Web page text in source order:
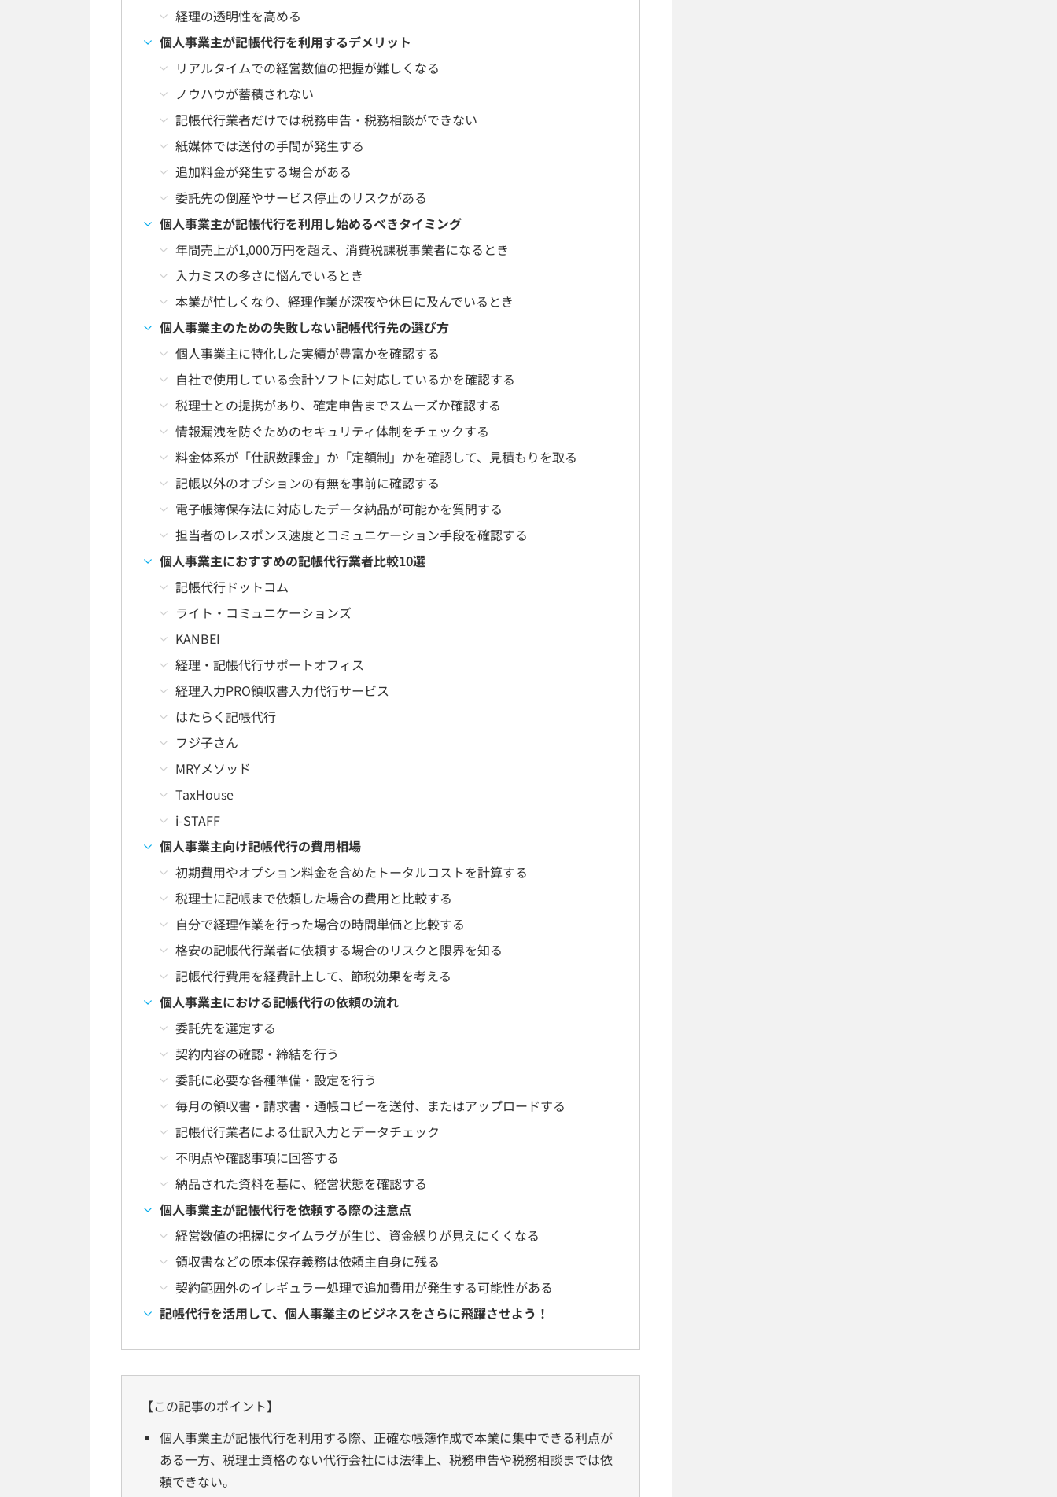
経理の透明性を高める
個人事業主が記帳代行を利用するデメリット
リアルタイムでの経営数値の把握が難しくなる
ノウハウが蓄積されない
記帳代行業者だけでは税務申告・税務相談ができない
紙媒体では送付の手間が発生する
追加料金が発生する場合がある
委託先の倒産やサービス停止のリスクがある
個人事業主が記帳代行を利用し始めるべきタイミング
年間売上が1,000万円を超え、消費税課税事業者になるとき
入力ミスの多さに悩んでいるとき
本業が忙しくなり、経理作業が深夜や休日に及んでいるとき
個人事業主のための失敗しない記帳代行先の選び方
個人事業主に特化した実績が豊富かを確認する
自社で使用している会計ソフトに対応しているかを確認する
税理士との提携があり、確定申告までスムーズか確認する
情報漏洩を防ぐためのセキュリティ体制をチェックする
料金体系が「仕訳数課金」か「定額制」かを確認して、見積もりを取る
記帳以外のオプションの有無を事前に確認する
電子帳簿保存法に対応したデータ納品が可能かを質問する
担当者のレスポンス速度とコミュニケーション手段を確認する
個人事業主におすすめの記帳代行業者比較10選
記帳代行ドットコム
ライト・コミュニケーションズ
KANBEI
経理・記帳代行サポートオフィス
経理入力PRO領収書入力代行サービス
はたらく記帳代行
フジ子さん
MRYメソッド
TaxHouse
i-STAFF
個人事業主向け記帳代行の費用相場
初期費用やオプション料金を含めたトータルコストを計算する
税理士に記帳まで依頼した場合の費用と比較する
自分で経理作業を行った場合の時間単価と比較する
格安の記帳代行業者に依頼する場合のリスクと限界を知る
記帳代行費用を経費計上して、節税効果を考える
個人事業主における記帳代行の依頼の流れ
委託先を選定する
契約内容の確認・締結を行う
委託に必要な各種準備・設定を行う
毎月の領収書・請求書・通帳コピーを送付、またはアップロードする
記帳代行業者による仕訳入力とデータチェック
不明点や確認事項に回答する
納品された資料を基に、経営状態を確認する
個人事業主が記帳代行を依頼する際の注意点
経営数値の把握にタイムラグが生じ、資金繰りが見えにくくなる
領収書などの原本保存義務は依頼主自身に残る
契約範囲外のイレギュラー処理で追加費用が発生する可能性がある
記帳代行を活用して、個人事業主のビジネスをさらに飛躍させよう！
【この記事のポイント】
個人事業主が記帳代行を利用する際、正確な帳簿作成で本業に集中できる利点が
ある一方、税理士資格のない代行会社には法律上、税務申告や税務相談までは依
頼できない。